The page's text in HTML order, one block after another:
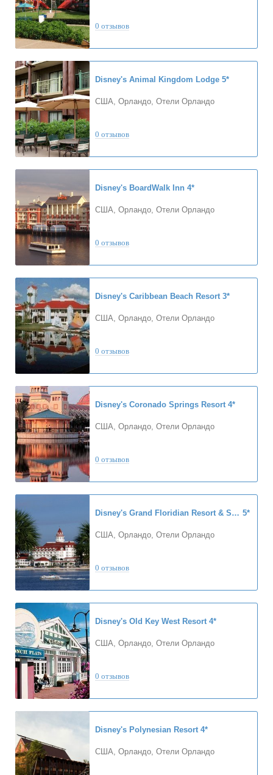
0 отзывов
Disney's Animal Kingdom Lodge 5*
США, Орландо, Отели Орландо
0 отзывов
Disney's BoardWalk Inn 4*
США, Орландо, Отели Орландо
0 отзывов
Disney's Caribbean Beach Resort 3*
США, Орландо, Отели Орландо
0 отзывов
Disney's Coronado Springs Resort 4*
США, Орландо, Отели Орландо
0 отзывов
Disney's Grand Floridian Resort & Spa 5*
США, Орландо, Отели Орландо
0 отзывов
Disney's Old Key West Resort 4*
США, Орландо, Отели Орландо
0 отзывов
Disney's Polynesian Resort 4*
США, Орландо, Отели Орландо